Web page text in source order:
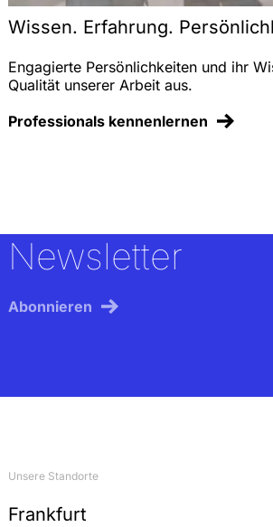
Wissen. Erfahrung.
Engagierte Persönlichkeiten und ihr
Qualität unserer Arbeit aus.
Professionals kennenlernen
Newsletter
Abonnieren
Unsere Standorte
Frankfurt